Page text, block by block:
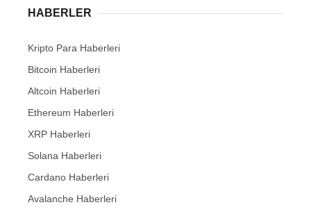
HABERLER
Kripto Para Haberleri
Bitcoin Haberleri
Altcoin Haberleri
Ethereum Haberleri
XRP Haberleri
Solana Haberleri
Cardano Haberleri
Avalanche Haberleri